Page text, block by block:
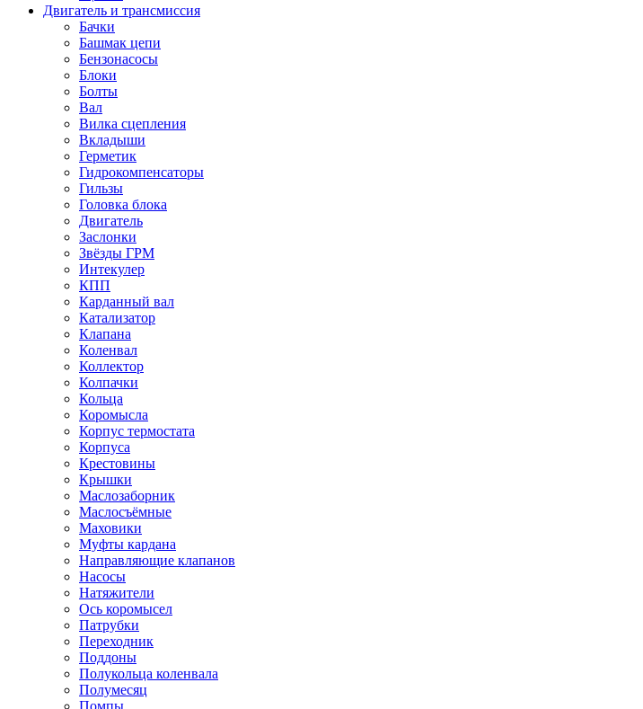
Двигатель и трансмиссия
Бачки
Башмак цепи
Бензонасосы
Блоки
Болты
Вал
Вилка сцепления
Вкладыши
Герметик
Гидрокомпенсаторы
Гильзы
Головка блока
Двигатель
Заслонки
Звёзды ГРМ
Интекулер
КПП
Карданный вал
Катализатор
Клапана
Коленвал
Коллектор
Колпачки
Кольца
Коромысла
Корпус термостата
Корпуса
Крестовины
Крышки
Маслозаборник
Маслосъёмные
Маховики
Муфты кардана
Направляющие клапанов
Насосы
Натяжители
Ось коромысел
Патрубки
Переходник
Поддоны
Полукольца коленвала
Полумесяц